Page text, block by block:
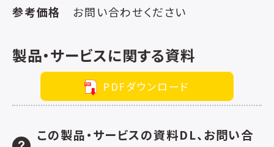
参考価格 お問い合わせください
製品・サービスに関する資料
PDFダウンロード
この製品・サービスの資料DL、お問い合